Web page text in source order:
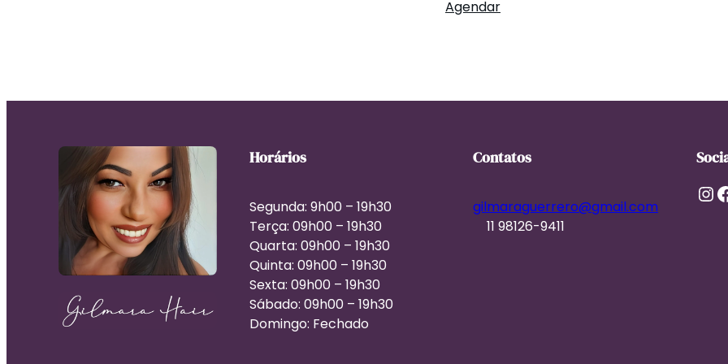
Agendar
Horários
Segunda: 9h00 – 19h30
Terça: 09h00 – 19h30
Quarta: 09h00 – 19h30
Quinta: 09h00 – 19h30
Sexta: 09h00 – 19h30
Sábado: 09h00 – 19h30
Domingo: Fechado
Contatos
gilmaraguerrero@gmail.com
11 98126-9411
InstagramFacebook